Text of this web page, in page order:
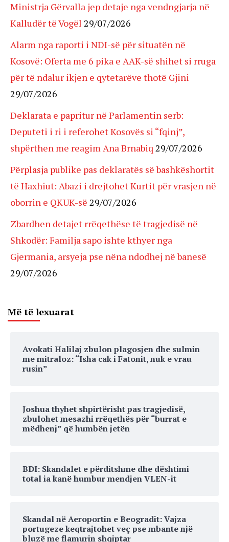
Ministrja Gërvalla jep detaje nga vendngjarja në
Kalludër të Vogël 29/07/2026
Alarm nga raporti i NDI-së për situatën në
Kosovë: Oferta me 6 pika e AAK-së shihet si rruga
për të ndalur ikjen e qytetarëve thotë Gjini
29/07/2026
Deklarata e papritur në Parlamentin serb:
Deputeti i ri i referohet Kosovës si “fqinj”,
shpërthen me reagim Ana Brnabiq 29/07/2026
Përplasja publike pas deklaratës së bashkëshortit
të Haxhiut: Abazi i drejtohet Kurtit për vrasjen në
oborrin e QKUK-së 29/07/2026
Zbardhen detajet rrëqethëse të tragjedisë në
Shkodër: Familja sapo ishte kthyer nga
Gjermania, arsyeja pse nëna ndodhej në banesë
29/07/2026
Më të lexuarat
Avokati Halilaj zbulon plagosjen dhe sulmin
me mitraloz: “Isha cak i Fatonit, nuk e vrau
rusin”
Joshua thyhet shpirtërisht pas tragjedisë,
zbulohet mesazhi rrëqethës për “burrat e
mëdhenj” që humbën jetën
BDI: Skandalet e përditshme dhe dështimi
total ia kanë humbur mendjen VLEN-it
Skandal në Aeroportin e Beogradit: Vajza
portugeze keqtrajtohet veç pse mbante një
bluzë me flamurin shqiptar